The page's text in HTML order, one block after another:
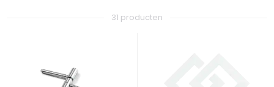
31 producten